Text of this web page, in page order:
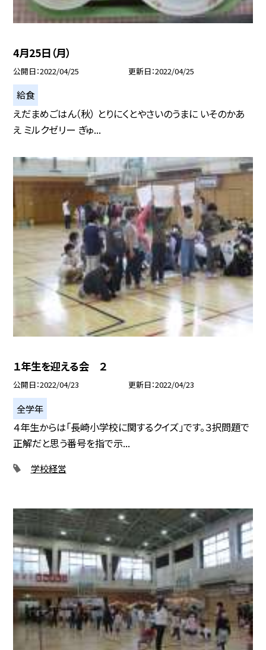
4月25日（月）
公開日 2022/04/25 更新日 2022/04/25
給食
えだまめごはん（秋） とりにくとやさいのうまに いそのかあ
え ミルクゼリー ぎゅ...
１年生を迎える会 ２
公開日 2022/04/23 更新日 2022/04/23
全学年
４年生からは「長崎小学校に関するクイズ」です。３択問題で
正解だと思う番号を指で示...
学校経営